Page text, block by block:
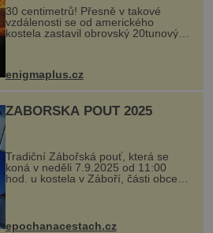
30 centimetrů! Přesně v takové
vzdálenosti se od amerického
kostela zastavil obrovský 20tunový
...
enigmaplus.cz
ZÁBOŘSKÁ POUŤ 2025
Tradiční Zábořská pouť, která se
koná v neděli 7.9.2025 od 11:00
hod. u kostela v Záboří, části obce
Kly u Mělníka. V programu naleznete
komentovanou prohlídku kostela,
epochanacestach.cz